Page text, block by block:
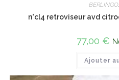
BERLINGO,
n°cl4 retroviseur avd
77,00 €
Ajouter